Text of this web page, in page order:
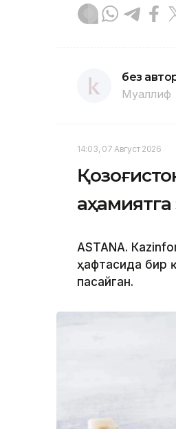
без
Муаллиф
14:03, 07 Август 2026
аҳамиятга
ASTANА.
ҳафтасида бир
пасайган.